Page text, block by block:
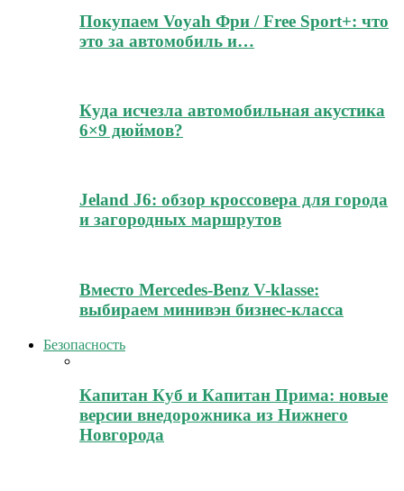
Покупаем Voyah Фри / Free Sport+: что
это за автомобиль и…
Куда исчезла автомобильная акустика
6×9 дюймов?
Jeland J6: обзор кроссовера для города
и загородных маршрутов
Вместо Mercedes-Benz V-klasse:
выбираем минивэн бизнес-класса
Безопасность
Капитан Куб и Капитан Прима: новые
версии внедорожника из Нижнего
Новгорода